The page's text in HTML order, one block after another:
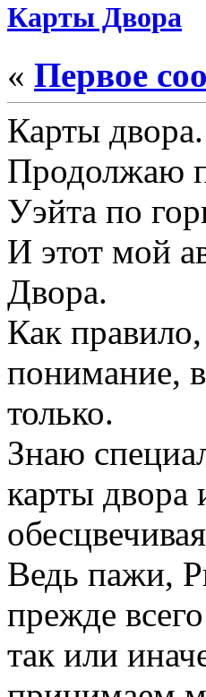
Карты Двора
« Первое
Карты двора.
Продолжаю
Уэйта по
И этот мой
Двора.
Как
понимание,
только.
Знаю
карты двора
Ведь пажи,
прежде
так или